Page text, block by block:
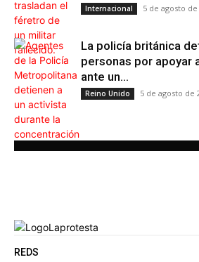
Internacional 5 de agosto de
La policía británica
personas por apoyar
ante un...
Reino Unido 5 de agosto de
REDS